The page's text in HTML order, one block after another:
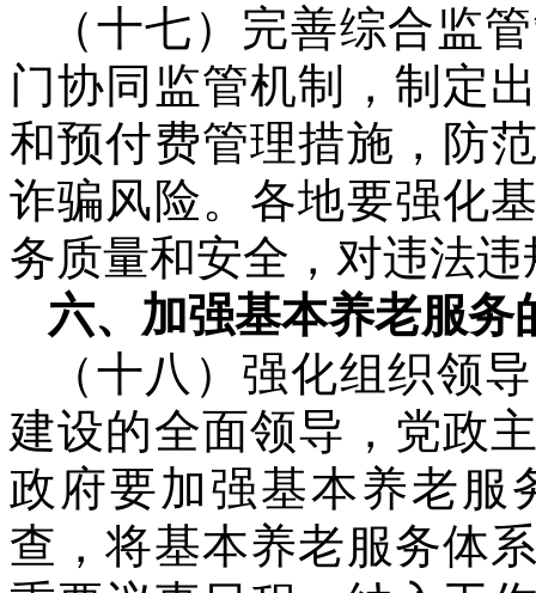
（十七）完善综合监
门协同监管机制，制定
和预付费管理措施，防
诈骗风险。各地要强化
务质量和安全，对违法
六、加强基本养老服务
（十八）强化组织领
建设的全面领导，党政
政府要加强基本养老服
查，将基本养老服务体